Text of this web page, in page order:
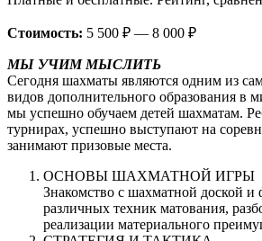
Стоимость: 5 500 ₽ — 8 000 ₽
МЫ УЧИМ МЫСЛИТЬ
Сегодня шахматы являются одним из
видов дополнительного образования в
мы успешно обучаем детей шахматам.
турнирах, успешно выступают на
занимают призовые места.
ОСНОВЫ ШАХМАТНОЙ ИГРЫ
Знакомство с шахматной доской и
различных техник матования,
реализации материального